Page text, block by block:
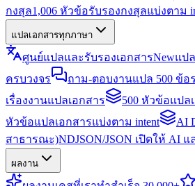
กงสุล1,006 หัวข้อรับรองกงสุลแบ่งตาม
แปลเอกสารทุกภาษา
ศูนย์แปลและรับรองเอกสารNewแป
ครบวงจร
ถาม-ตอบงานแปล 500 ข้อ
เรื่องงานแปลเอกสาร
500 หัวข้อแปล
หัวข้อแปลเอกสารแบ่งตาม intent
AI
สาธารณะ)NDJSON/JSON เปิดให้ AI
ผลงาน